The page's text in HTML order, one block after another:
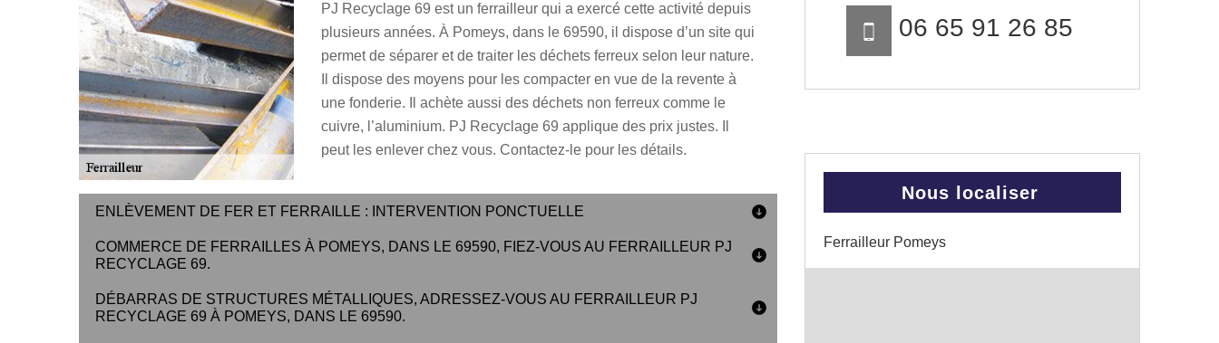
PJ Recyclage 69 est un ferrailleur qui a exercé cette activité depuis
plusieurs années. À Pomeys, dans le 69590, il dispose d’un site qui
permet de séparer et de traiter les déchets ferreux selon leur nature.
Il dispose des moyens pour les compacter en vue de la revente à
une fonderie. Il achète aussi des déchets non ferreux comme le
cuivre, l’aluminium. PJ Recyclage 69 applique des prix justes. Il
peut les enlever chez vous. Contactez-le pour les détails.
ENLÈVEMENT DE FER ET FERRAILLE : INTERVENTION PONCTUELLE
COMMERCE DE FERRAILLES À POMEYS, DANS LE 69590, FIEZ-VOUS AU FERRAILLEUR PJ
RECYCLAGE 69.
DÉBARRAS DE STRUCTURES MÉTALLIQUES, ADRESSEZ-VOUS AU FERRAILLEUR PJ
RECYCLAGE 69 À POMEYS, DANS LE 69590.
06 65 91 26 85
Nous localiser
Ferrailleur Pomeys